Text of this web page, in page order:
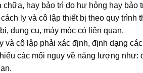
hay bảo trì do hư hỏng hay bảo
ly và cô lập thiết bị theo quy trình
dụng cụ, máy móc có liên quan.
và cô lập phải xác định, định dạng
các mối nguy về năng lượng